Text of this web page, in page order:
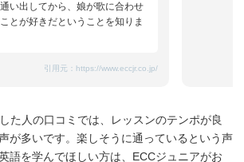
い出してから、娘が歌に合わせ
とが好きだということを知りま
引用元： https://www.eccjr.co.jp/
た人の口コミでは、レッスンのテンポが良
が多いです。楽しそうに通っているという声
語を学んでほしい方は、ECCジュニアがお